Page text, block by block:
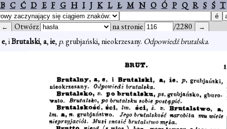
B C Ć D E F G H I J K L Ł M N O Ó P Q R S Ś T
Otwórz na stronie /2280
e, iBrutalski,a,ie, p. grubjański, nieokrzesany. Odpowiedź brutalska.